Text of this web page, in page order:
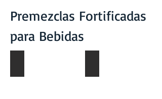
Premezclas Fortificadas
para Bebidas